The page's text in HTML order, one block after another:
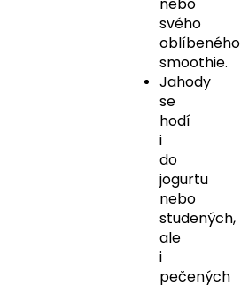
nebo
svého
oblíbeného
smoothie.
Jahody
se
hodí
i
do
jogurtu
nebo
studených,
ale
i
pečených